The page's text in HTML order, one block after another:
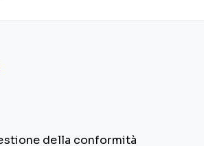
della conformità